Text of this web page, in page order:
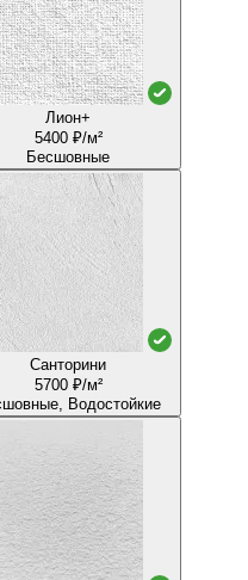
Лион+
5400 ₽/м²
Бесшовные
Санторини
5700 ₽/м²
Бесшовные, Водостойкие